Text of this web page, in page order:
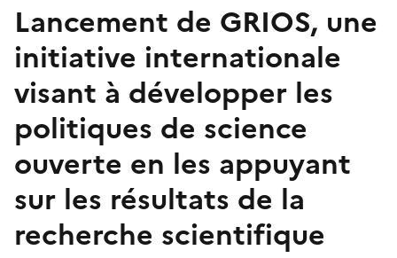
Lancement de GRIOS, une
initiative internationale
visant à développer les
politiques de science
ouverte en les appuyant
sur les résultats de la
recherche scientifique